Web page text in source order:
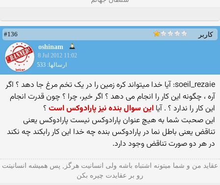
کاربر
#136
oshinam
8 Jul 2012 11:02
ارسالها: 533
soeil_rezaie: آیا خدا میتواند کره زمین را در یک تخم مرغ جا دهد ؟ اگر
آره ، چگونه این کار را انجام می دهد ؟ اگر خیر، چرا ؟ چون قدرت انجام
این کار را ندارد ؟ . آیا این سوال بنده نیز پارادوکس است ؟
این صحبت شما به هیچ عنوان پارادوکس نیست پارادوکس یعنی
تناقض یعنی باطل نما در پارادوکس بنده چه خدا این کار رابکند چه نکند
در هر دو صورت تناقض وجود دارد.
عقاید من و شما میتونه اشتباه باشه ولی انسانیت هرگز, پس همیشه انسانیتت
رو بر عقایدت چیره بکن